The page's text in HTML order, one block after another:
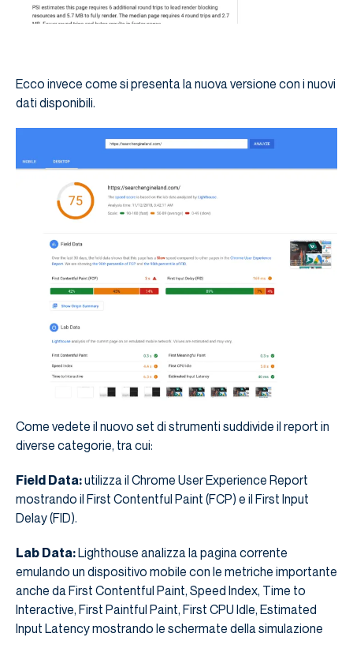
Ecco invece come si presenta la nuova versione con i nuovi
dati disponibili.
Come vedete il nuovo set di strumenti suddivide il report in
diverse categorie, tra cui:
Field Data:utilizza il Chrome User Experience Report
mostrando il First Contentful Paint (FCP) e il First Input
Delay (FID).
Lab Data:Lighthouse analizza la pagina corrente
emulando un dispositivo mobile con le metriche importante
anche da First Contentful Paint, Speed ​​Index, Time to
Interactive, First Paintful Paint, First CPU Idle, Estimated
Input Latency mostrando le schermate della simulazione